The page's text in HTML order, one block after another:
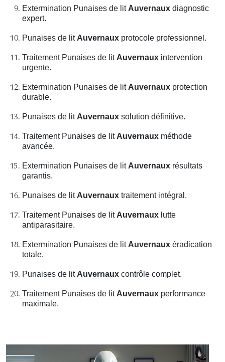
Extermination Punaises de lit Auvernaux diagnostic
expert.
Punaises de lit Auvernaux protocole professionnel.
Traitement Punaises de lit Auvernaux intervention
urgente.
Extermination Punaises de lit Auvernaux protection
durable.
Punaises de lit Auvernaux solution définitive.
Traitement Punaises de lit Auvernaux méthode
avancée.
Extermination Punaises de lit Auvernaux résultats
garantis.
Punaises de lit Auvernaux traitement intégral.
Traitement Punaises de lit Auvernaux lutte
antiparasitaire.
Extermination Punaises de lit Auvernaux éradication
totale.
Punaises de lit Auvernaux contrôle complet.
Traitement Punaises de lit Auvernaux performance
maximale.